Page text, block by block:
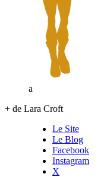
a
+ de Lara Croft
Le Site
Le Blog
Facebook
Instagram
X